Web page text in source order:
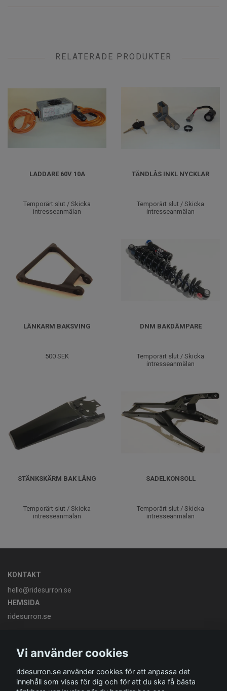
RELATERADE PRODUKTER
LADDARE 60V 10A
Temporärt slut / Skicka
intresseanmälan
TÄNDLÅS INKL NYCKLAR
Temporärt slut / Skicka
intresseanmälan
LÄNKARM BAKSVING
500 SEK
DNM BAKDÄMPARE
Temporärt slut / Skicka
intresseanmälan
STÄNKSKÄRM BAK LÅNG
Temporärt slut / Skicka
intresseanmälan
SADELKONSOLL
Temporärt slut / Skicka
intresseanmälan
KONTAKT
hello@ridesurron.se
HEMSIDA
ridesurron.se
Vi skapar högpresterande elektriska motorcyklar av premium-
kvalitet tillgängliga för alla.
Vi använder cookies
ridesurron.se använder cookies för att anpassa det
innehåll som visas för dig och för att du ska få bästa